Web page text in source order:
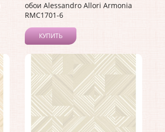
обои Alessandro Allori Armonia
RMC1701-6
КУПИТЬ